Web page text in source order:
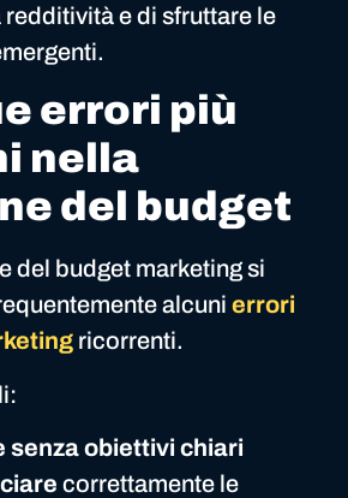
e di sfruttare le
errori più
nella
del budget
del budget marketing si
alcuni errori
ricorrenti.
senza obiettivi chiari
correttamente le